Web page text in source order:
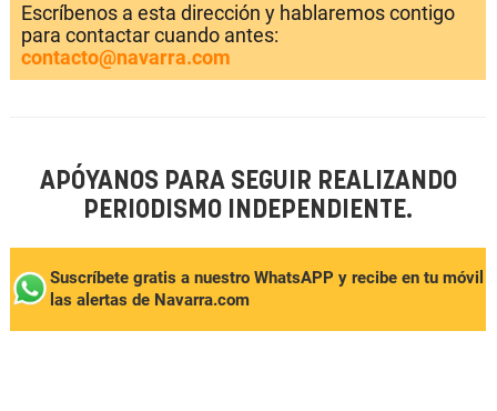
Escríbenos a esta dirección y hablaremos contigo
para contactar cuando antes:
contacto@navarra.com
APÓYANOS PARA SEGUIR REALIZANDO
PERIODISMO INDEPENDIENTE.
Suscríbete gratis a nuestro WhatsAPP y recibe en tu móvil
las alertas de Navarra.com